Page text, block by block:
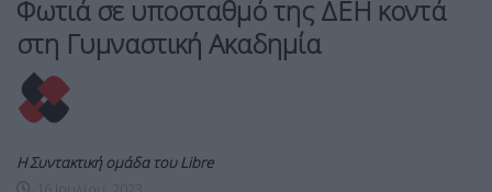
Φωτιά σε υποσταθμό της ΔΕΗ κοντά
στη Γυμναστική Ακαδημία
Η Συντακτική ομάδα του Libre